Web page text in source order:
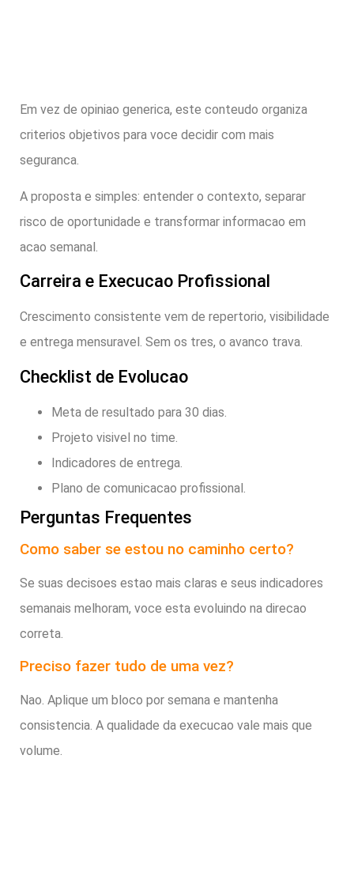
Em vez de opiniao generica, este conteudo organiza
criterios objetivos para voce decidir com mais
seguranca.
A proposta e simples: entender o contexto, separar
risco de oportunidade e transformar informacao em
acao semanal.
Carreira e Execucao Profissional
Crescimento consistente vem de repertorio, visibilidade
e entrega mensuravel. Sem os tres, o avanco trava.
Checklist de Evolucao
Meta de resultado para 30 dias.
Projeto visivel no time.
Indicadores de entrega.
Plano de comunicacao profissional.
Perguntas Frequentes
Como saber se estou no caminho certo?
Se suas decisoes estao mais claras e seus indicadores
semanais melhoram, voce esta evoluindo na direcao
correta.
Preciso fazer tudo de uma vez?
Nao. Aplique um bloco por semana e mantenha
consistencia. A qualidade da execucao vale mais que
volume.